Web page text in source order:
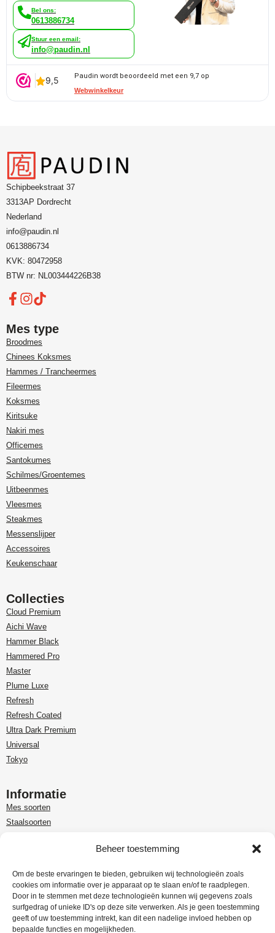
Beheer toestemming
Om de beste ervaringen te bieden, gebruiken wij technologieën zoals
cookies om informatie over je apparaat op te slaan en/of te raadplegen.
Door in te stemmen met deze technologieën kunnen wij gegevens zoals
surfgedrag of unieke ID's op deze site verwerken. Als je geen toestemming
geeft of uw toestemming intrekt, kan dit een nadelige invloed hebben op
bepaalde functies en mogelijkheden.
Bel ons:
0613886734
Stuur een email:
info@paudin.nl
Paudin wordt beoordeeld met een 9,7 op
Webwinkelkeur
Schipbeekstraat 37
3313AP Dordrecht
Nederland
info@paudin.nl
0613886734
KVK: 80472958
BTW nr: NL003444226B38
Mes type
Broodmes
Chinees Koksmes
Hammes / Trancheermes
Fileermes
Koksmes
Kiritsuke
Nakiri mes
Officemes
Santokumes
Schilmes/Groentemes
Uitbeenmes
Vleesmes
Steakmes
Messenslijper
Accessoires
Keukenschaar
Collecties
Cloud Premium
Aichi Wave
Hammer Black
Hammered Pro
Master
Plume Luxe
Refresh
Refresh Coated
Ultra Dark Premium
Universal
Tokyo
Informatie
Mes soorten
Staalsoorten
Customer care
Garantie en retour
Leveringsinformatie
Klachtenregeling